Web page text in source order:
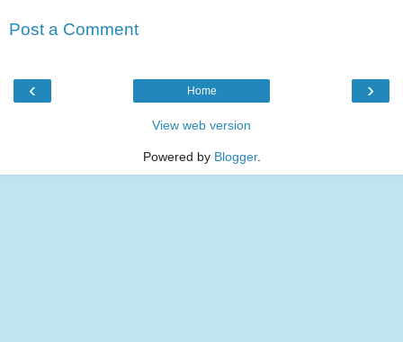
Post a Comment
‹ ›
Home
View web version
Powered by Blogger.